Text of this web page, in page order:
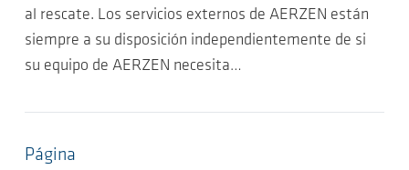
al rescate. Los servicios externos de AERZEN están
siempre a su disposición independientemente de si
su equipo de AERZEN necesita…
Página